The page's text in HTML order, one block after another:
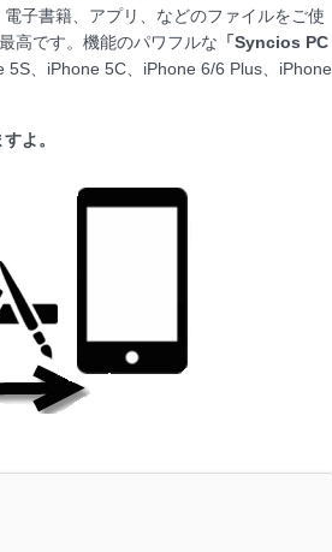
子書籍、アプリ、などのファイルをご使
高です。機能のパワフルな 「Syncios PC
5S、iPhone 5C、iPhone 6/6 Plus、iPhone
よ。